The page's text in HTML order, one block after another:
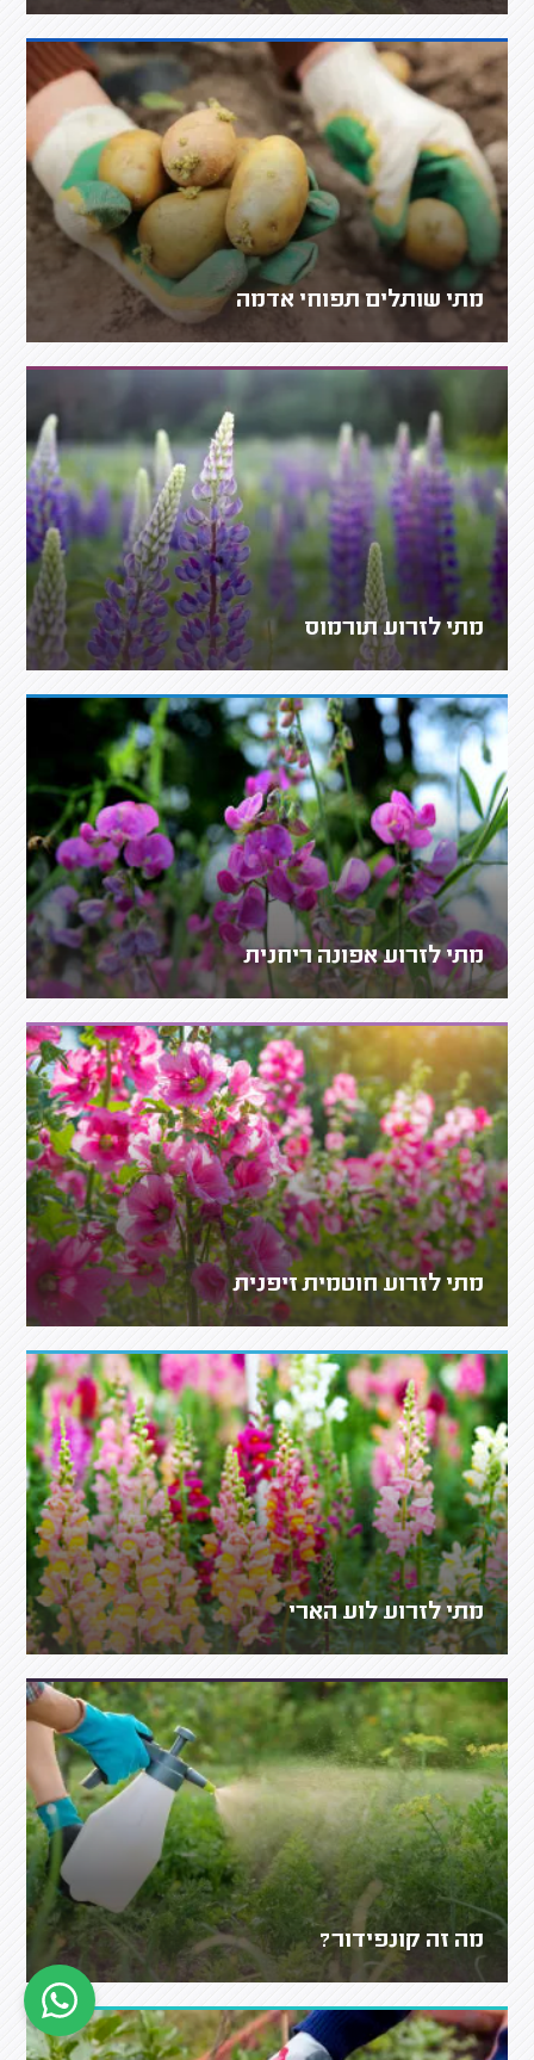
מתי שותלים תפוחי אדמה
מתי לזרוע תורמוס
מתי לזרוע אפונה ריחנית
מתי לזרוע חוטמית זיפנית
מתי לזרוע לוע הארי
מה זה קונפידור?